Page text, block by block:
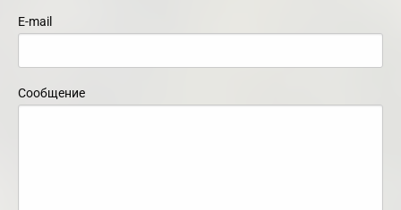
E-mail
Сообщение